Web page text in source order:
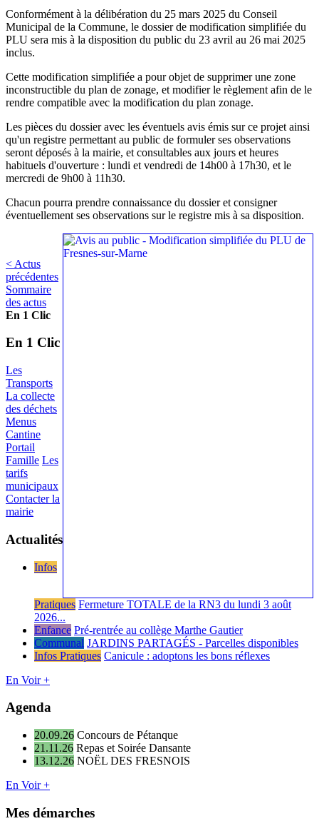
Conformément à la délibération du 25 mars 2025 du Conseil
Municipal de la Commune, le dossier de modification simplifiée du
PLU sera mis à la disposition du public du 23 avril au 26 mai 2025
inclus.
Cette modification simplifiée a pour objet de supprimer une zone
inconstructible du plan de zonage, et modifier le règlement afin de le
rendre compatible avec la modification du plan zonage.
Les pièces du dossier avec les éventuels avis émis sur ce projet ainsi
qu'un registre permettant au public de formuler ses observations
seront déposés à la mairie, et consultables aux jours et heures
habituels d'ouverture : lundi et vendredi de 14h00 à 17h30, et le
mercredi de 9h00 à 11h30.
Chacun pourra prendre connaissance du dossier et consigner
éventuellement ses observations sur le registre mis à sa disposition.
< Actus
précédentes
Sommaire
des actus
En 1 Clic
En 1 Clic
Les
Transports
La collecte
des déchets
Menus
Cantine
Portail
Famille Les
tarifs
municipaux
Contacter la
mairie
Actualités
Infos
Pratiques Fermeture TOTALE de la RN3 du lundi 3 août
2026...
Enfance Pré-rentrée au collège Marthe Gautier
Communal JARDINS PARTAGÉS - Parcelles disponibles
Infos Pratiques Canicule : adoptons les bons réflexes
En Voir +
Agenda
20.09.26 Concours de Pétanque
21.11.26 Repas et Soirée Dansante
13.12.26 NOËL DES FRESNOIS
En Voir +
Mes démarches